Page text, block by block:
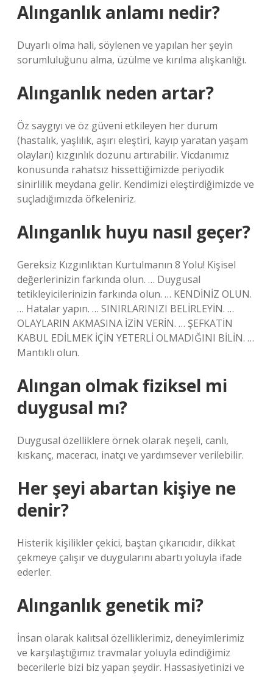
Alınganlık anlamı nedir?
Duyarlı olma hali, söylenen ve yapılan her şeyin
sorumluluğunu alma, üzülme ve kırılma alışkanlığı.
Alınganlık neden artar?
Öz saygıyı ve öz güveni etkileyen her durum
(hastalık, yaşlılık, aşırı eleştiri, kayıp yaratan yaşam
olayları) kızgınlık dozunu artırabilir. Vicdanımız
konusunda rahatsız hissettiğimizde periyodik
sinirlilik meydana gelir. Kendimizi eleştirdiğimizde ve
suçladığımızda öfkeleniriz.
Alınganlık huyu nasıl geçer?
Gereksiz Kızgınlıktan Kurtulmanın 8 Yolu! Kişisel
değerlerinizin farkında olun. … Duygusal
tetikleyicilerinizin farkında olun. … KENDİNİZ OLUN.
… Hatalar yapın. … SINIRLARINIZI BELİRLEYİN. …
OLAYLARIN AKMASINA İZİN VERİN. … ŞEFKATİN
KABUL EDİLMEK İÇİN YETERLİ OLMADIĞINI BİLİN. …
Mantıklı olun.
Alıngan olmak fiziksel mi
duygusal mı?
Duygusal özelliklere örnek olarak neşeli, canlı,
kıskanç, maceracı, inatçı ve yardımsever verilebilir.
Her şeyi abartan kişiye ne
denir?
Histerik kişilikler çekici, baştan çıkarıcıdır, dikkat
çekmeye çalışır ve duygularını abartı yoluyla ifade
ederler.
Alınganlık genetik mi?
İnsan olarak kalıtsal özelliklerimiz, deneyimlerimiz
ve karşılaştığımız travmalar yoluyla edindiğimiz
becerilerle bizi biz yapan şeydir. Hassasiyetinizi ve